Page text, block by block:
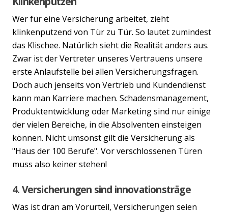
Wer für eine Versicherung arbeitet, zieht
klinkenputzend von Tür zu Tür. So lautet zumindest
das Klischee. Natürlich sieht die Realität anders aus.
Zwar ist der Vertreter unseres Vertrauens unsere
erste Anlaufstelle bei allen Versicherungsfragen.
Doch auch jenseits von Vertrieb und Kundendienst
kann man Karriere machen. Schadensmanagement,
Produktentwicklung oder Marketing sind nur einige
der vielen Bereiche, in die Absolventen einsteigen
können. Nicht umsonst gilt die Versicherung als
"Haus der 100 Berufe". Vor verschlossenen Türen
muss also keiner stehen!
4. Versicherungen sind innovationsträge
Was ist dran am Vorurteil, Versicherungen seien